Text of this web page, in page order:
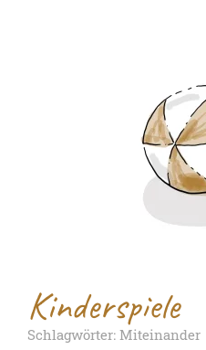
Kinderspiele
Schlagwörter: Miteinander